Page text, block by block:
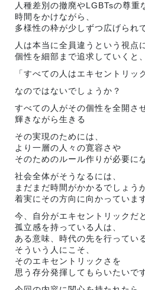
人種差別の撤廃やLGBTsの尊重
時間をかけながら、
多様性の枠が少しずつ広げられ
人は本当に全員違うという視点
個性を細部まで追求していくと、
「すべての人はエキセントリッ
なのではないでしょうか？
すべての人がその個性を全開さ
輝きながら生きる
その実現のためには、
より一層の人々の寛容さや
そのためのルール作りが必要に
社会全体がそうなるには、
まだまだ時間がかかるでしょう
着実にその方向に向かっていま
今、自分がエキセントリックだ
孤立感を持っている人は、
ある意味、時代の先を行ってい
そういう人にこそ、
そのエキセントリックさを
思う存分発揮してもらいたいで